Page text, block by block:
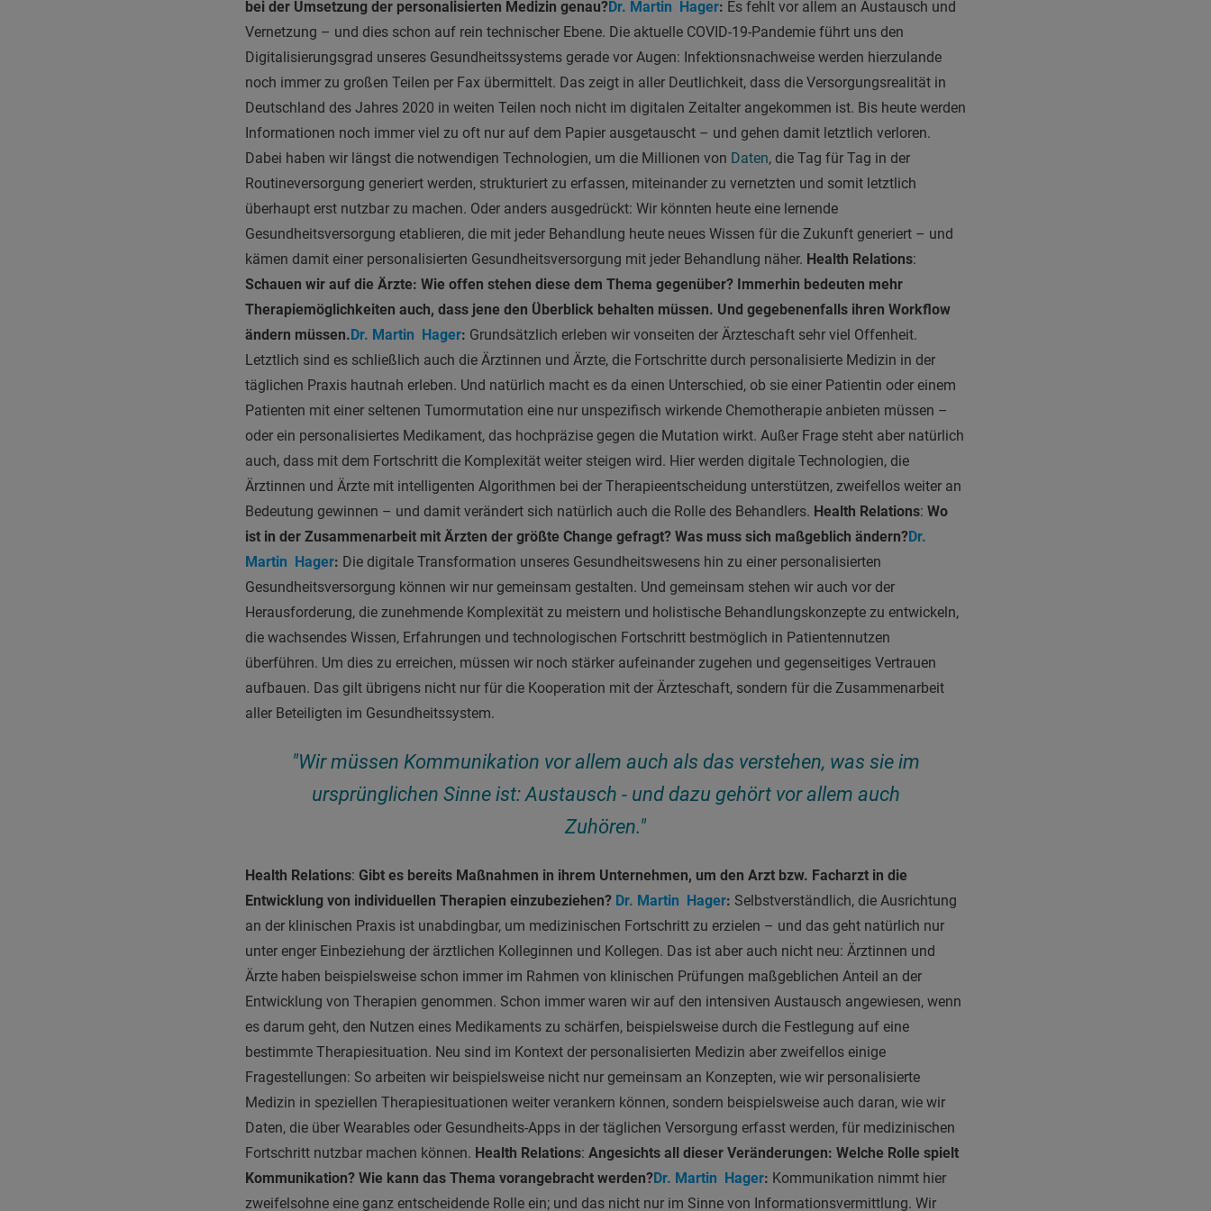
bei der Umsetzung der personalisierten Medizin genau?Dr. Martin Hager: Es fehlt vor allem an Austausch und
Vernetzung – und dies schon auf rein technischer Ebene. Die aktuelle COVID-19-Pandemie führt uns den
Digitalisierungsgrad unseres Gesundheitssystems gerade vor Augen: Infektionsnachweise werden hierzulande
noch immer zu großen Teilen per Fax übermittelt. Das zeigt in aller Deutlichkeit, dass die Versorgungsrealität in
Deutschland des Jahres 2020 in weiten Teilen noch nicht im digitalen Zeitalter angekommen ist. Bis heute werden
Informationen noch immer viel zu oft nur auf dem Papier ausgetauscht – und gehen damit letztlich verloren.
Dabei haben wir längst die notwendigen Technologien, um die Millionen von Daten, die Tag für Tag in der
Routineversorgung generiert werden, strukturiert zu erfassen, miteinander zu vernetzten und somit letztlich
überhaupt erst nutzbar zu machen. Oder anders ausgedrückt: Wir könnten heute eine lernende
Gesundheitsversorgung etablieren, die mit jeder Behandlung heute neues Wissen für die Zukunft generiert – und
kämen damit einer personalisierten Gesundheitsversorgung mit jeder Behandlung näher. Health Relations:
Schauen wir auf die Ärzte: Wie offen stehen diese dem Thema gegenüber? Immerhin bedeuten mehr
Therapiemöglichkeiten auch, dass jene den Überblick behalten müssen. Und gegebenenfalls ihren Workflow
ändern müssen.Dr. Martin Hager: Grundsätzlich erleben wir vonseiten der Ärzteschaft sehr viel Offenheit.
Letztlich sind es schließlich auch die Ärztinnen und Ärzte, die Fortschritte durch personalisierte Medizin in der
täglichen Praxis hautnah erleben. Und natürlich macht es da einen Unterschied, ob sie einer Patientin oder einem
Patienten mit einer seltenen Tumormutation eine nur unspezifisch wirkende Chemotherapie anbieten müssen –
oder ein personalisiertes Medikament, das hochpräzise gegen die Mutation wirkt. Außer Frage steht aber natürlich
auch, dass mit dem Fortschritt die Komplexität weiter steigen wird. Hier werden digitale Technologien, die
Ärztinnen und Ärzte mit intelligenten Algorithmen bei der Therapieentscheidung unterstützen, zweifellos weiter an
Bedeutung gewinnen – und damit verändert sich natürlich auch die Rolle des Behandlers. Health Relations: Wo
ist in der Zusammenarbeit mit Ärzten der größte Change gefragt? Was muss sich maßgeblich ändern?Dr.
Martin Hager: Die digitale Transformation unseres Gesundheitswesens hin zu einer personalisierten
Gesundheitsversorgung können wir nur gemeinsam gestalten. Und gemeinsam stehen wir auch vor der
Herausforderung, die zunehmende Komplexität zu meistern und holistische Behandlungskonzepte zu entwickeln,
die wachsendes Wissen, Erfahrungen und technologischen Fortschritt bestmöglich in Patientennutzen
überführen. Um dies zu erreichen, müssen wir noch stärker aufeinander zugehen und gegenseitiges Vertrauen
aufbauen. Das gilt übrigens nicht nur für die Kooperation mit der Ärzteschaft, sondern für die Zusammenarbeit
aller Beteiligten im Gesundheitssystem.
"Wir müssen Kommunikation vor allem auch als das verstehen, was sie im
ursprünglichen Sinne ist: Austausch - und dazu gehört vor allem auch
Zuhören."
Health Relations: Gibt es bereits Maßnahmen in ihrem Unternehmen, um den Arzt bzw. Facharzt in die
Entwicklung von individuellen Therapien einzubeziehen? Dr. Martin Hager: Selbstverständlich, die Ausrichtung
an der klinischen Praxis ist unabdingbar, um medizinischen Fortschritt zu erzielen – und das geht natürlich nur
unter enger Einbeziehung der ärztlichen Kolleginnen und Kollegen. Das ist aber auch nicht neu: Ärztinnen und
Ärzte haben beispielsweise schon immer im Rahmen von klinischen Prüfungen maßgeblichen Anteil an der
Entwicklung von Therapien genommen. Schon immer waren wir auf den intensiven Austausch angewiesen, wenn
es darum geht, den Nutzen eines Medikaments zu schärfen, beispielsweise durch die Festlegung auf eine
bestimmte Therapiesituation. Neu sind im Kontext der personalisierten Medizin aber zweifellos einige
Fragestellungen: So arbeiten wir beispielsweise nicht nur gemeinsam an Konzepten, wie wir personalisierte
Medizin in speziellen Therapiesituationen weiter verankern können, sondern beispielsweise auch daran, wie wir
Daten, die über Wearables oder Gesundheits-Apps in der täglichen Versorgung erfasst werden, für medizinischen
Fortschritt nutzbar machen können. Health Relations: Angesichts all dieser Veränderungen: Welche Rolle spielt
Kommunikation? Wie kann das Thema vorangebracht werden?Dr. Martin Hager: Kommunikation nimmt hier
zweifelsohne eine ganz entscheidende Rolle ein; und das nicht nur im Sinne von Informationsvermittlung. Wir